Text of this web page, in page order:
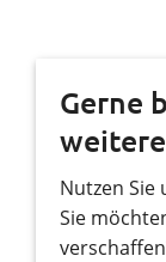
Gerne
Nutzen Sie
Sie